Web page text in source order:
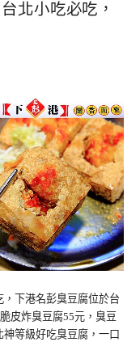
北小吃必吃，
下港名彭臭豆腐位於台
皮炸臭豆腐55元，臭豆
等級好吃臭豆腐，一口